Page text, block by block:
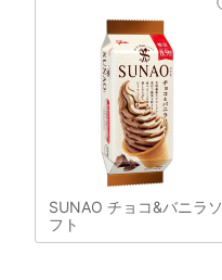
SUNAO チョコ&バニラソ
フト